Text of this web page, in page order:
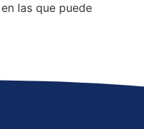
las que puede